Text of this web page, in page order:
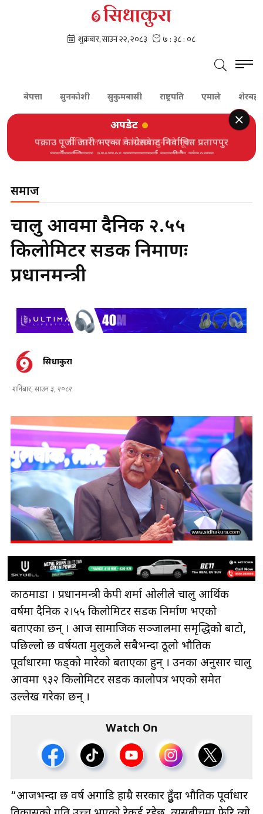
बेपत्ता सुनकोशी सुकुमबासी राष्ट्रपति एमाले शेरबहादुर
अपडेट
पक्राउ पूर्जी जारी भएका कांग्रेसबाट निर्वाचित प्रतापपुर
गाउँपालिका अध्यक्ष यादवलाई प्रहरीकै संरक्षण
समाज
चालु आवमा दैनिक २.५५
किलोमिटर सडक निर्माणः
प्रधानमन्त्री
सिधाकुरा
काठमाडौँ । प्रधानमन्त्रीे केपी शर्मा ओलीले चालु आर्थिक
वर्षमा दैनिक २।५५ किलोमिटर सडक निर्माण भएको
बताएका छन् । आज सामाजिक सञ्जालमा समृद्धिको बाटो,
पछिल्लो छ वर्षयता मुलुकले सबैभन्दा ठूलो भौतिक
पूर्वाधारमा फड्को मारेको बताएका हुन् । उनका अनुसार चालु
आवमा ९३२ किलोमिटर सडक कालोपत्र भएको समेत
उल्लेख गरेका छन् ।
“आजभन्दा छ वर्ष अगाडि हाम्रै सरकार हुुँदा भौतिक पूर्वाधार